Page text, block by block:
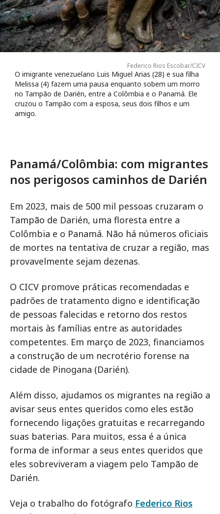
Federico Rios Escobar/CICV
O imigrante venezuelano Luis Miguel Arias (28) e sua filha
Melissa (4) fazem uma pausa enquanto sobem um morro
no Tampão de Darién, entre a Colômbia e o Panamá. Ele
cruzou o Tampão com a esposa, seus dois filhos e um
amigo.
Panamá/Colômbia: com migrantes
nos perigosos caminhos de Darién
Em 2023, mais de 500 mil pessoas cruzaram o
Tampão de Darién, uma floresta entre a
Colômbia e o Panamá. Não há números oficiais
de mortes na tentativa de cruzar a região, mas
provavelmente sejam dezenas.
O CICV promove práticas recomendadas e
padrões de tratamento digno e identificação
de pessoas falecidas e retorno dos restos
mortais às famílias entre as autoridades
competentes. Em março de 2023, financiamos
a construção de um necrotério forense na
cidade de Pinogana (Darién).
Além disso, ajudamos os migrantes na região a
avisar seus entes queridos como eles estão
fornecendo ligações gratuitas e recarregando
suas baterias. Para muitos, essa é a única
forma de informar a seus entes queridos que
eles sobreviveram a viagem pelo Tampão de
Darién.
Veja o trabalho do fotógrafo Federico Rios